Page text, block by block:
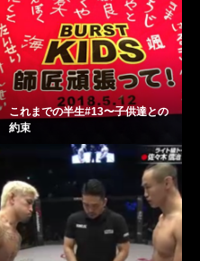
これまでの半生#13〜子供達との
約束